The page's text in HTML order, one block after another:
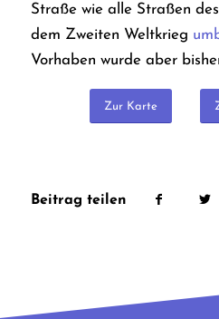
Straße wie alle Straßen
dem Zweiten Weltkrieg
Vorhaben wurde aber
Zur Karte
Beitrag teilen